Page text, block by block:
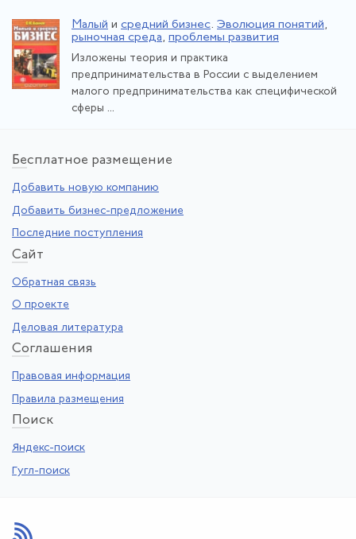
Малый и средний бизнес. Эволюция понятий,
рыночная среда, проблемы развития
Изложены теория и практика
предпринимательства в России с выделением
малого предпринимательства как специфической
сферы ...
Бесплатное размещение
Добавить новую компанию
Добавить бизнес-предложение
Последние поступления
Сайт
Обратная связь
О проекте
Деловая литература
Соглашения
Правовая информация
Правила размещения
Поиск
Яндекс-поиск
Гугл-поиск